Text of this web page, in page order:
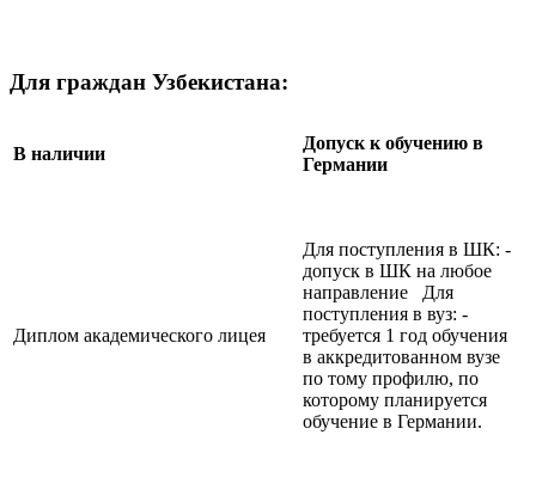
Для граждан Узбекистана:
В наличии
Допуск к обучению в
Германии
Диплом академического лицея
Для поступления в ШК: -
допуск в ШК на любое
направление Для
поступления в вуз: -
требуется 1 год обучения
в аккредитованном вузе
по тому профилю, по
которому планируется
обучение в Германии.